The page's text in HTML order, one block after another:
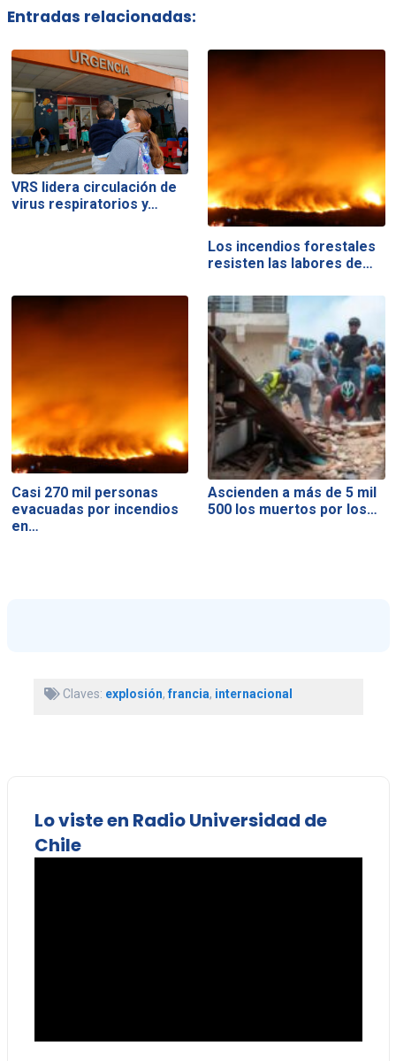
Entradas relacionadas:
VRS lidera circulación de
virus respiratorios y…
Los incendios forestales
resisten las labores de…
Casi 270 mil personas
evacuadas por incendios
en…
Ascienden a más de 5 mil
500 los muertos por los…
Claves: explosión,francia, internacional
Lo viste en Radio Universidad de
Chile